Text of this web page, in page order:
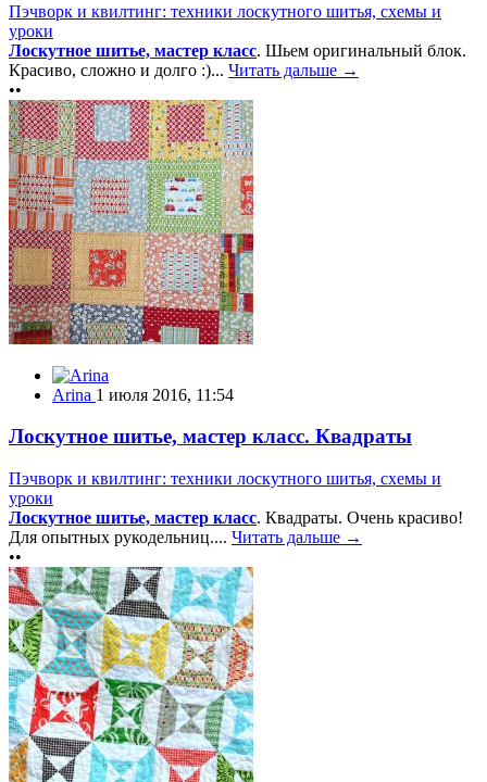
Пэчворк и квилтинг: техники лоскутного шитья, схемы и
уроки
Лоскутное шитье, мастер класс. Шьем оригинальный блок.
Красиво, сложно и долго :)... Читать дальше →
••
Arina 1 июля 2016, 11:54
Лоскутное шитье, мастер класс. Квадраты
Пэчворк и квилтинг: техники лоскутного шитья, схемы и
уроки
Лоскутное шитье, мастер класс. Квадраты. Очень красиво!
Для опытных рукодельниц.... Читать дальше →
••